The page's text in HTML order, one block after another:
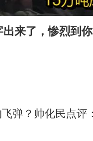
演员求职万岁山NPC
医：立秋后养心是关
娜娜窦靖童好搭
来了，惨烈到
弹？帅化民点评